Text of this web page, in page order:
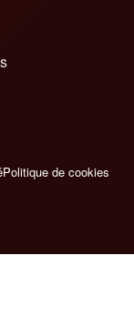
Politique de cookies